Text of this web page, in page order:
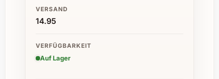
VERSAND
14.95
VERFÜGBARKEIT
Auf Lager